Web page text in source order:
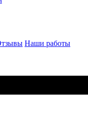
Наши работы